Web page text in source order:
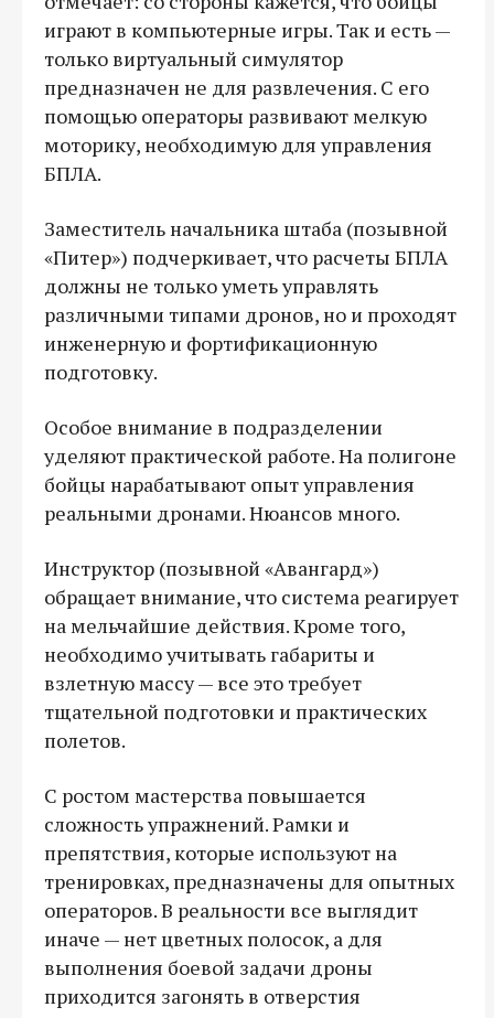
играют в компьютерные игры. Так и есть —
только виртуальный симулятор
предназначен не для развлечения. С его
помощью операторы развивают мелкую
моторику, необходимую для управления
БПЛА.
Заместитель начальника штаба (позывной
«Питер») подчеркивает, что расчеты БПЛА
должны не только уметь управлять
различными типами дронов, но и проходят
инженерную и фортификационную
подготовку.
Особое внимание в подразделении
уделяют практической работе. На полигоне
бойцы нарабатывают опыт управления
реальными дронами. Нюансов много.
Инструктор (позывной «Авангард»)
обращает внимание, что система реагирует
на мельчайшие действия. Кроме того,
необходимо учитывать габариты и
взлетную массу — все это требует
тщательной подготовки и практических
полетов.
С ростом мастерства повышается
сложность упражнений. Рамки и
препятствия, которые используют на
тренировках, предназначены для опытных
операторов. В реальности все выглядит
иначе — нет цветных полосок, а для
выполнения боевой задачи дроны
приходится загонять в отверстия